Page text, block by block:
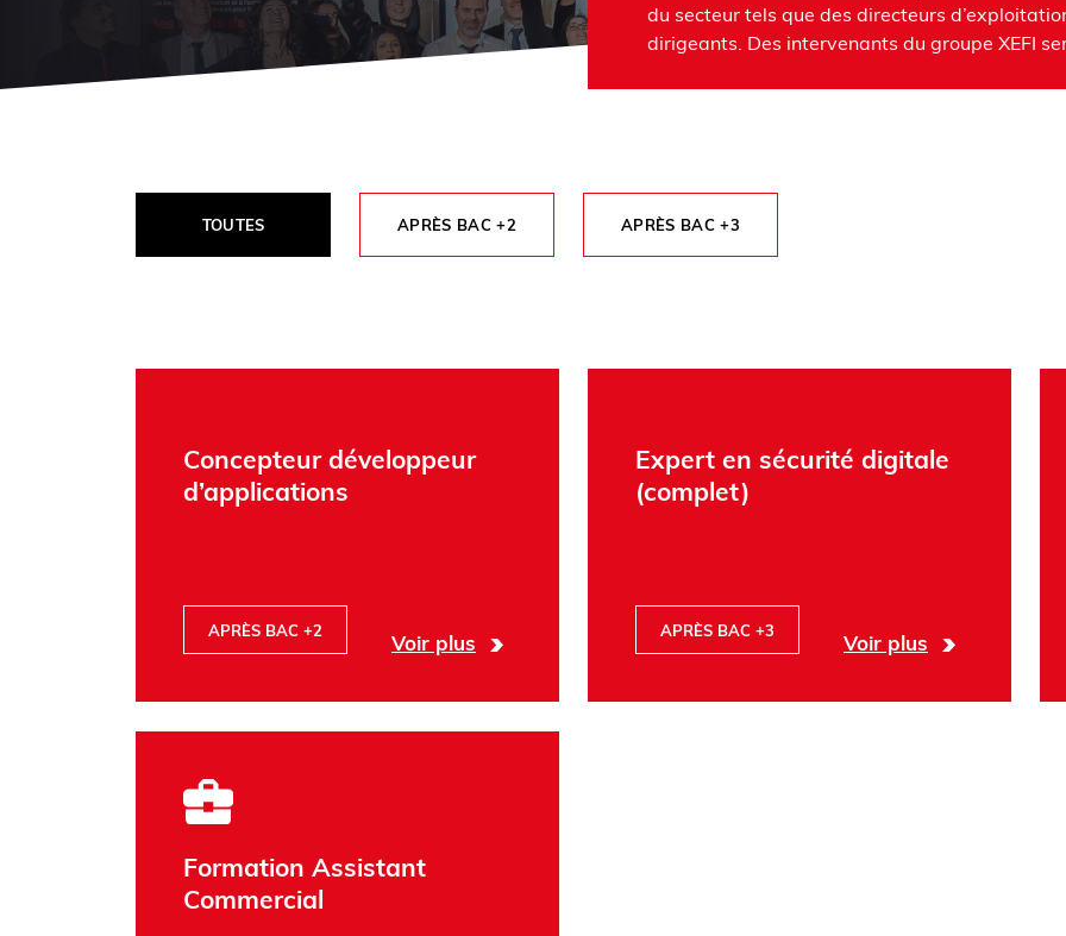
du secteur tels que des directeurs
dirigeants. Des intervenants du groupe XEFI
TOUTES APRÈS BAC +2 APRÈS BAC +3
Concepteur développeur
d’applications
APRÈS BAC +2
Voir plus
Expert en sécurité digitale
(complet)
APRÈS BAC +3
Voir plus
Formation Assistant
Commercial